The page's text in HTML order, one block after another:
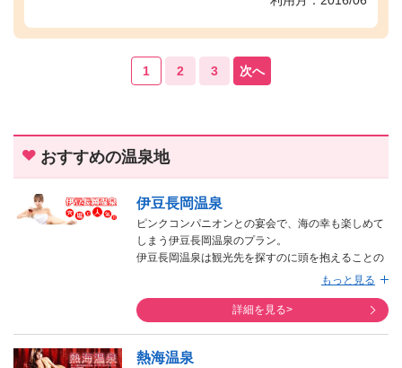
1 2 3 次へ
おすすめの温泉地
伊豆長岡温泉
ピンクコンパニオンとの宴会で、海の幸も楽しめて
しまう伊豆長岡温泉のプラン。
伊豆長岡温泉は観光先を探すのに頭を抱えることの
ないエリアです。熱帯植物園や、水族館、ロープウ
選び放題です。
また、ピンクコンパニオンの女の子も多数所属して
も叶えやすい温泉地でもあります。
もっと見る
詳細を見る>
熱海温泉